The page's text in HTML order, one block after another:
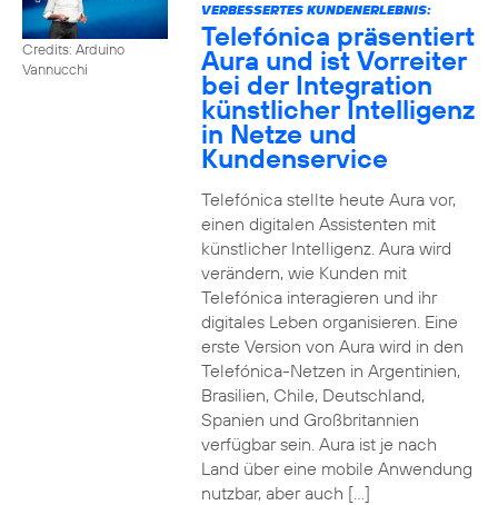
Credits: Arduino
Vannucchi
VERBESSERTES KUNDENERLEBNIS:
Telefónica präsentiert
Aura und ist Vorreiter
bei der Integration
künstlicher Intelligenz
in Netze und
Kundenservice
Telefónica stellte heute Aura vor,
einen digitalen Assistenten mit
künstlicher Intelligenz. Aura wird
verändern, wie Kunden mit
Telefónica interagieren und ihr
digitales Leben organisieren. Eine
erste Version von Aura wird in den
Telefónica-Netzen in Argentinien,
Brasilien, Chile, Deutschland,
Spanien und Großbritannien
verfügbar sein. Aura ist je nach
Land über eine mobile Anwendung
nutzbar, aber auch […]